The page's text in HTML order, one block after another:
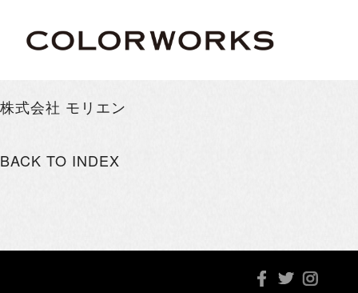
株式会社 モリエン
BACK TO INDEX